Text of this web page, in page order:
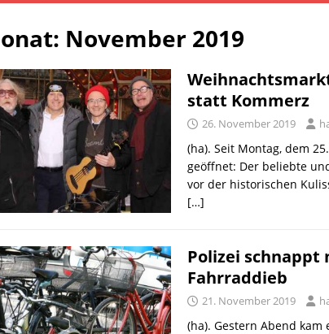
November 2019
statt Kommerz
26. November 2019
(ha). Seit Montag, dem
geöffnet: Der beliebte
vor der historischen
[…]
Polizei
Fahrraddieb
21. November 2019
(ha). Gestern Abend kam